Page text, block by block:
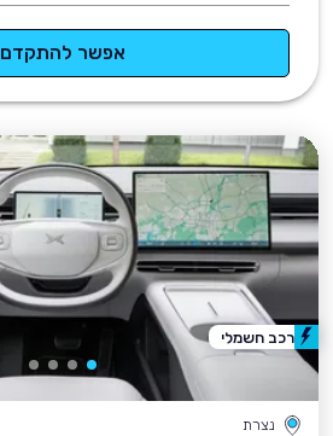
אפשר להתקדם
נצרת
רכב חשמלי